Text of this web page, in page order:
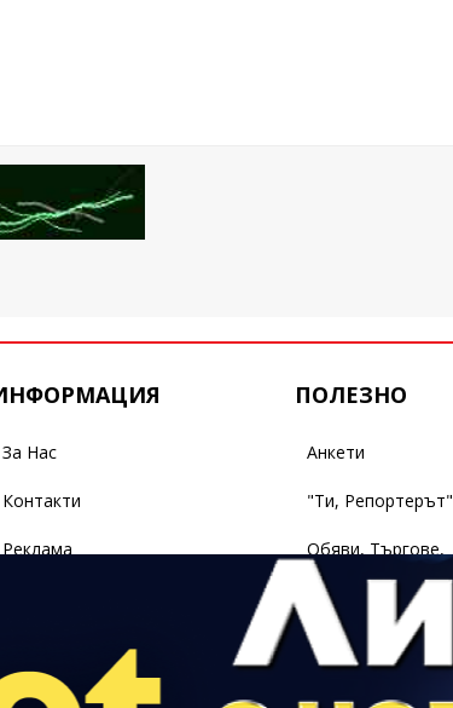
За Нас
Контакти
Реклама
Поверителност
ПОЛЕЗНО
Анкети
"Ти, Репортерът"
Обяви, Търгове,
Съобщения